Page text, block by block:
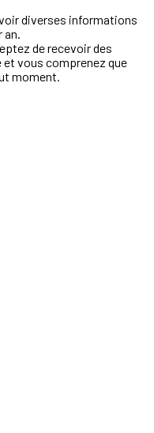
diverses informations
de recevoir des
et vous comprenez que
moment.